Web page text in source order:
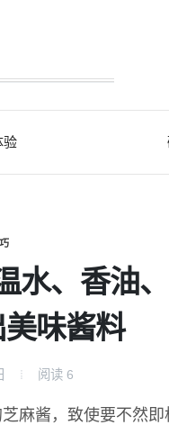
验
水、香油
味酱料
阅读 6
麻酱，致使要不然